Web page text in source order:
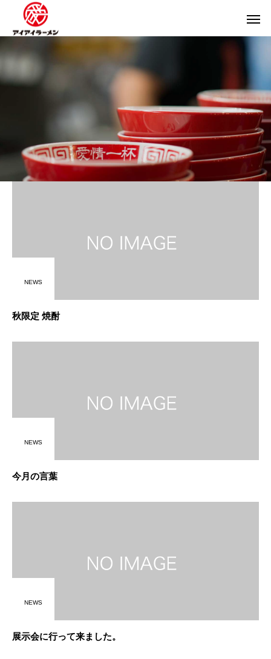
NEWS
秋限定 焼酎
NEWS
今月の言葉
NEWS
展示会に行って来ました。